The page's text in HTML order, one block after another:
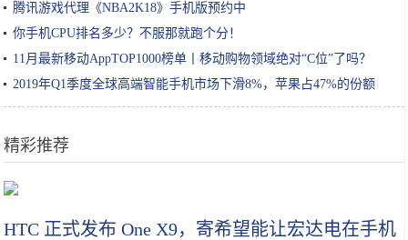
腾讯游戏代理《NBA2K18》手机版预约中
你手机CPU排名多少？不服那就跑个分！
11月最新移动AppTOP1000榜单丨移动购物领域绝对“C位”了吗？
2019年Q1季度全球高端智能手机市场下滑8%，苹果占47%的份额
精彩推荐
HTC 正式发布 One X9，寄希望能让宏达电在手机